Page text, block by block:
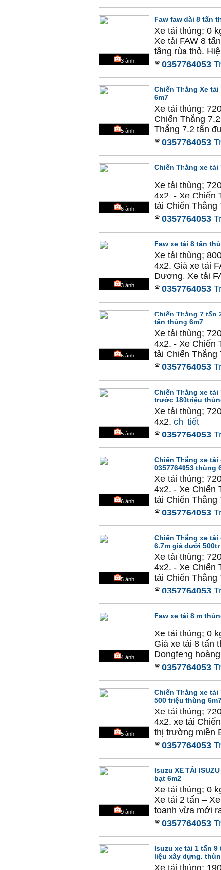
3 ảnh
Faw faw dài 8 tấn
Xe tải thùng; 0
Xe tải FAW 8
tầng rùa thỏ.
0357764053
5 ảnh
Chiến Thắng Xe
6m7
Xe tải thùng;
Chiến Thắng
Thắng 7.2 tấn
0357764053
6 ảnh
Chiến Thắng xe
Xe tải thùng;
4x2. - Xe Chiến
tải Chiến Thắng
0357764053
3 ảnh
Faw xe tải 8 tấn
Xe tải thùng;
4x2. Giá xe tải
Dương. Xe tải
0357764053
5 ảnh
Chiến Thắng 7 tấn
tấn thùng 6m7
Xe tải thùng;
4x2. - Xe Chiến
tải Chiến Thắng
0357764053
5 ảnh
Chiến Thắng xe tải
trước 180triệu
Xe tải thùng;
4x2. chi tiết
0357764053
6 ảnh
Chiến Thắng xe
0357764053 thùng
Xe tải thùng;
4x2. - Xe Chiến
tải Chiến Thắng
0357764053
5 ảnh
Chiến Thắng xe tải
6.7m giá dưới
Xe tải thùng;
4x2. - Xe Chiến
tải Chiến Thắng
0357764053
4 ảnh
Faw xe tải 8 m
Xe tải thùng; 0
Giá xe tải 8 tấn
Dongfeng
0357764053
5 ảnh
Chiến Thắng xe
500 triệu thùng 6m7
Xe tải thùng;
4x2. xe tải
thị trường miền
0357764053
9 ảnh
Isuzu XE TẢI
bạt 6m2
Xe tải thùng; 0
Xe tải 2 tấn –
toanh vừa mới
0357764053
Isuzu xe tải 1 tấn
liệu xây dựng.
Xe tải thùng;